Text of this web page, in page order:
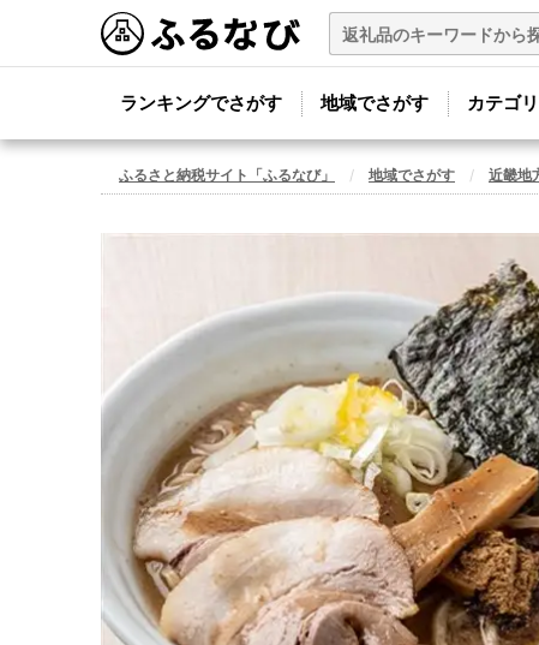
ランキングでさがす 地域でさがす カテゴ
ふるさと納税サイト「ふるなび」 地域でさがす 近畿地